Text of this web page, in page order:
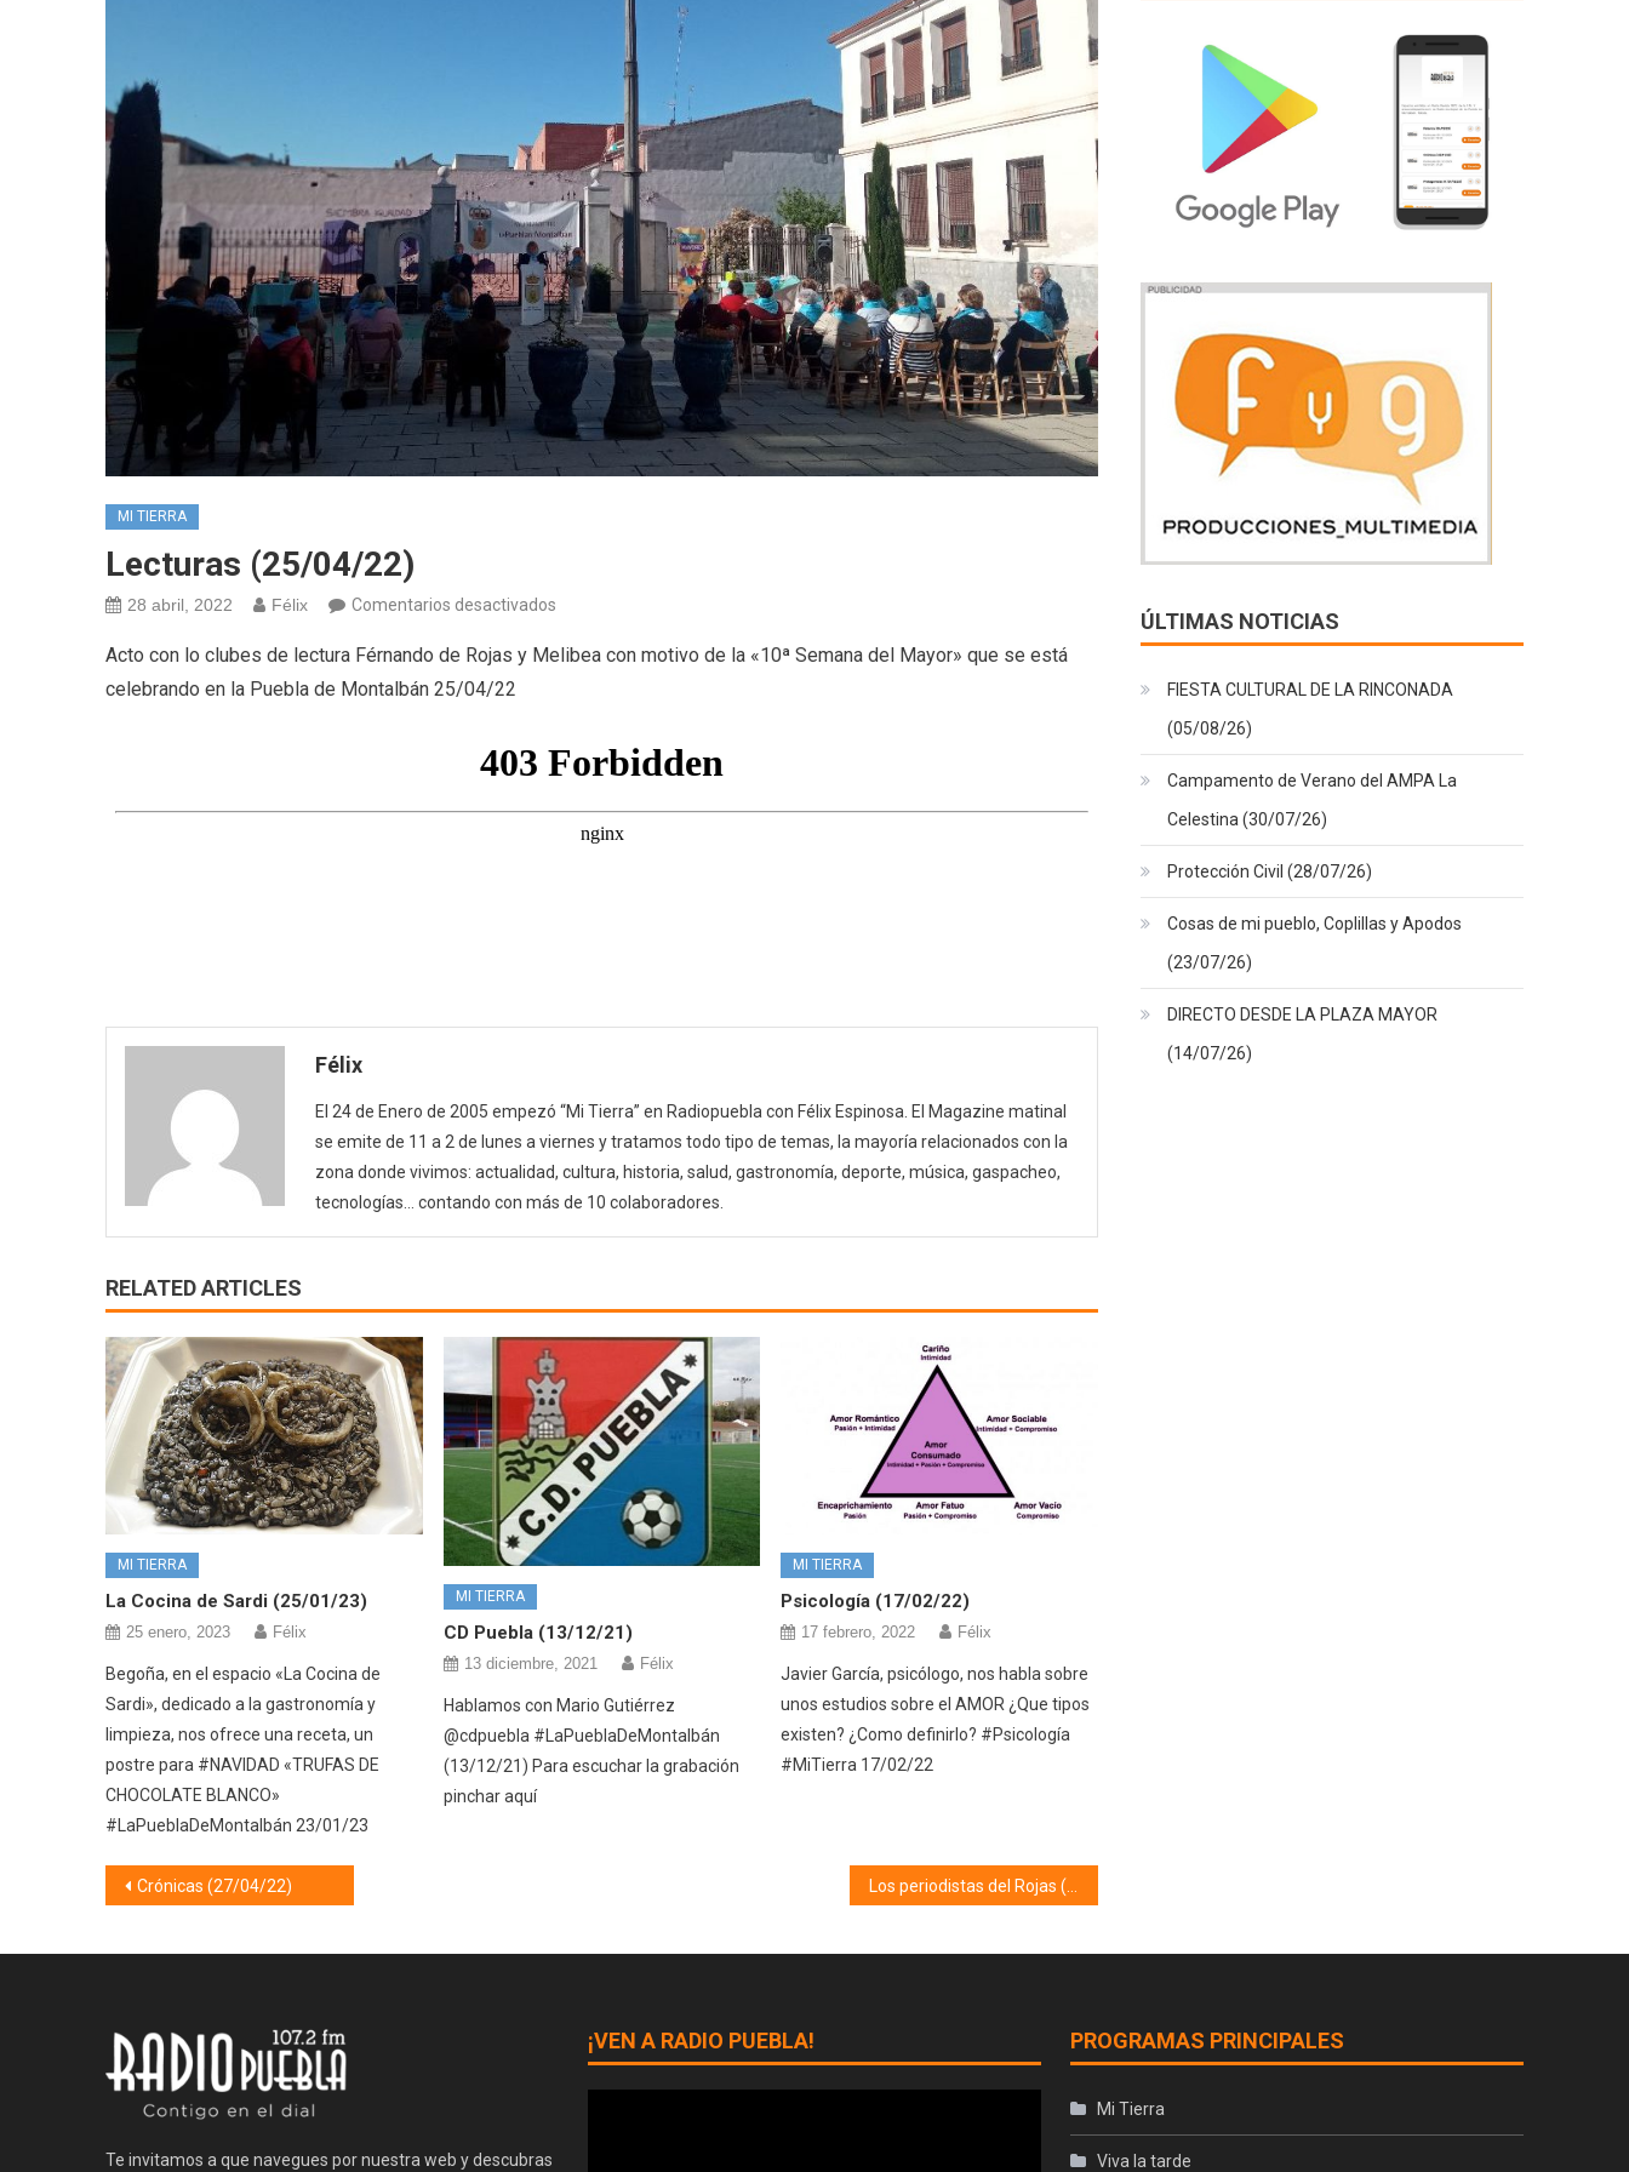
MI TIERRA
Lecturas (25/04/22)
28 abril, 2022 Félix Comentarios desactivados
(25/04/22)
Acto con lo clubes de lectura Férnando de Rojas y Melibea con motivo de la «10ª Semana del Mayor» que se está
celebrando en la Puebla de Montalbán 25/04/22
Félix
El 24 de Enero de 2005 empezó “Mi Tierra” en Radiopuebla con Félix Espinosa. El Magazine matinal
se emite de 11 a 2 de lunes a viernes y tratamos todo tipo de temas, la mayoría relacionados con la
zona donde vivimos: actualidad, cultura, historia, salud, gastronomía, deporte, música, gaspacheo,
tecnologías… contando con más de 10 colaboradores.
RELATED ARTICLES
MI TIERRA
La Cocina de Sardi (25/01/23)
25 enero, 2023 Félix
Begoña, en el espacio «La Cocina de
Sardi», dedicado a la gastronomía y
limpieza, nos ofrece una receta, un
postre para #NAVIDAD «TRUFAS DE
CHOCOLATE BLANCO»
#LaPueblaDeMontalbán 23/01/23
MI TIERRA
CD Puebla (13/12/21)
13 diciembre, 2021 Félix
Hablamos con Mario Gutiérrez
@cdpuebla #LaPueblaDeMontalbán
(13/12/21) Para escuchar la grabación
pinchar aquí
MI TIERRA
Psicología (17/02/22)
17 febrero, 2022 Félix
Javier García, psicólogo, nos habla sobre
unos estudios sobre el AMOR ¿Que tipos
existen? ¿Como definirlo? #Psicología
#MiTierra 17/02/22
Navegación
Crónicas (27/04/22)
ÚLTIMAS NOTICIAS
FIESTA CULTURAL DE LA RINCONADA
(05/08/26)
Campamento de Verano del AMPA La
Celestina (30/07/26)
Protección Civil (28/07/26)
Cosas de mi pueblo, Coplillas y Apodos
(23/07/26)
DIRECTO DESDE LA PLAZA MAYOR
(14/07/26)
Te invitamos a que navegues por nuestra web y descubras
¡VEN A RADIO PUEBLA! PROGRAMAS PRINCIPALES
Mi Tierra
Viva la tarde